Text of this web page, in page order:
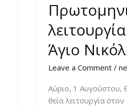
Άγιο
Leave a Comment /
Αύριο, 1 Αυγούστου,
θεία λειτουργία